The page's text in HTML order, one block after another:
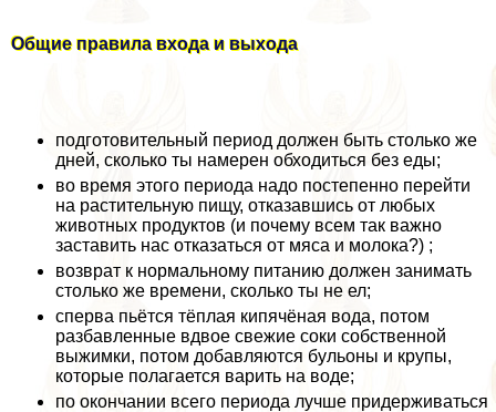
Общие правила входа и выхода
подготовительный период должен быть столько же
дней, сколько ты намерен обходиться без еды;
во время этого периода надо постепенно перейти
на растительную пищу, отказавшись от любых
животных продуктов (и почему всем так важно
заставить нас отказаться от мяса и молока?) ;
возврат к нормальному питанию должен занимать
столько же времени, сколько ты не ел;
сперва пьётся тёплая кипячёная вода, потом
разбавленные вдвое свежие соки собственной
выжимки, потом добавляются бульоны и крупы,
которые полагается варить на воде;
по окончании всего периода лучше придерживаться